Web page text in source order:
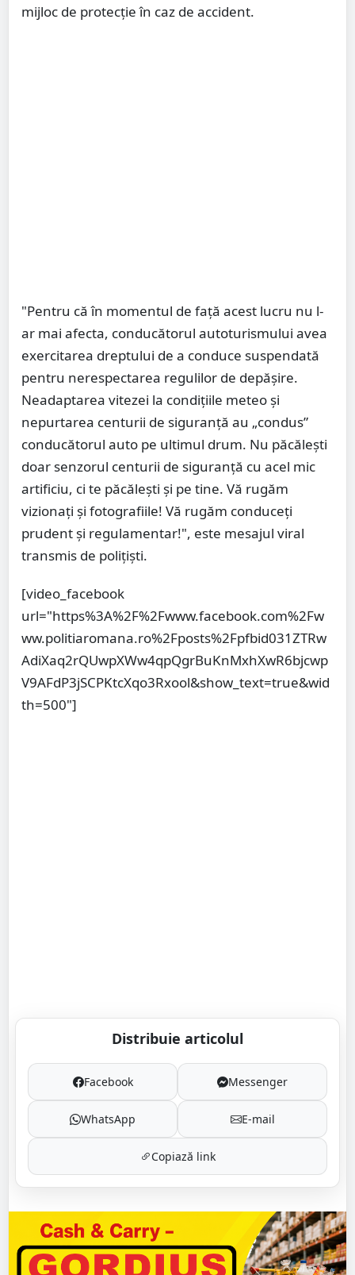
mijloc de protecție în caz de accident.
"Pentru că în momentul de față acest lucru nu l-
ar mai afecta, conducătorul autoturismului avea
exercitarea dreptului de a conduce suspendată
pentru nerespectarea regulilor de depășire.
Neadaptarea vitezei la condițiile meteo și
nepurtarea centurii de siguranță au „condus”
conducătorul auto pe ultimul drum. Nu păcălești
doar senzorul centurii de siguranță cu acel mic
artificiu, ci te păcălești și pe tine. Vă rugăm
vizionați și fotografiile! Vă rugăm conduceți
prudent și regulamentar!", este mesajul viral
transmis de polițiști.
[video_facebook
url="https%3A%2F%2Fwww.facebook.com%2Fw
ww.politiaromana.ro%2Fposts%2Fpfbid031ZTRw
AdiXaq2rQUwpXWw4qpQgrBuKnMxhXwR6bjcwp
V9AFdP3jSCPKtcXqo3Rxool&show_text=true&wid
th=500"]
Distribuie articolul
Facebook Messenger
WhatsApp E-mail
Copiază link